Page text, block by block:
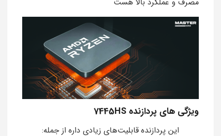
ویژگی های پردازنده 7445HS
این پردازنده قابلیت‌های زیادی داره از جمله: